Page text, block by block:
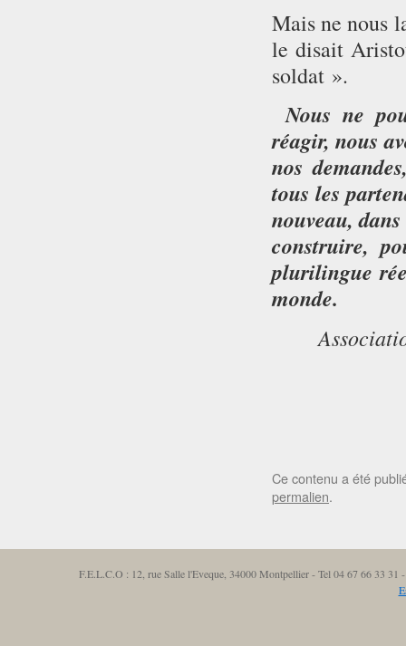
Mais ne nous
le disait
soldat ».
Nous ne
réagir, nous
nos
tous les
nouveau,
construire,
plurilingue
monde.
Ce contenu a été
permalien.
F.E.L.C.O : 12, rue Salle l'Eveque, 34000 Montpellier - Tel 04 67 66 33